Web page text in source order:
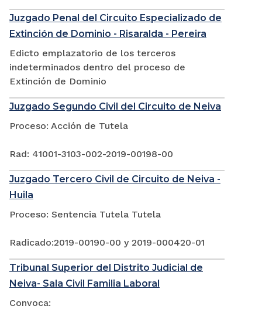
Juzgado Penal del Circuito Especializado de
Extinción de Dominio - Risaralda - Pereira
Edicto emplazatorio de los terceros
indeterminados dentro del proceso de
Extinción de Dominio
Juzgado Segundo Civil del Circuito de Neiva
Proceso: Acción de Tutela
Rad: 41001-3103-002-2019-00198-00
Juzgado Tercero Civil de Circuito de Neiva -
Huila
Proceso: Sentencia Tutela Tutela
Radicado:2019-00190-00 y 2019-000420-01
Tribunal Superior del Distrito Judicial de
Neiva- Sala Civil Familia Laboral
Convoca: